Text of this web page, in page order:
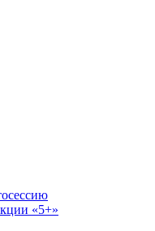
«5+»